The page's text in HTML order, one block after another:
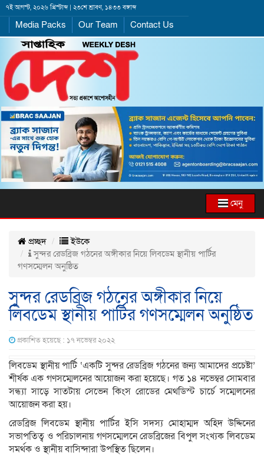
৭ই আগস্ট, ২০২৬ খ্রিস্টাব্দ | ২৩শে শ্রাবণ, ১৪৩৩ বঙ্গাব্দ
Media Packs Our Team Contact Us
মেনু
প্রচ্ছদ
ইউকে
সুন্দর রেডব্রিজ গঠনের অঙ্গীকার নিয়ে লিবডেম স্থানীয় পার্টির
গণসম্মেলন অনুষ্ঠিত
সুন্দর রেডব্রিজ গঠনের অঙ্গীকার নিয়ে
লিবডেম স্থানীয় পার্টির গণসম্মেলন অনুষ্ঠিত
প্রকাশিত হয়েছে : ১৭ নভেম্বর ২০২২
লিবডেম স্থানীয় পার্টি ‘একটি সুন্দর রেডব্রিজ গঠনের জন্য আমাদের প্রচেষ্টা’
শীর্ষক এক গণসম্মেলনের আয়োজন করা হয়েছে। গত ১৪ নভেম্বর সোমবার
সন্ধ্যা সাড়ে সাতটায় সেভেন কিংস রোডের মেথডিস্ট চার্চে সম্মেলনের
আয়োজন করা হয়।
রেডব্রিজ লিবডেম স্থানীয় পার্টির ইসি সদস্য মোহাম্মদ অহিদ উদ্দিনের
সভাপতিত্ব ও পরিচালনায় গণসম্মেলনে রেডব্রিজের বিপুল সংখ্যক লিবডেম
সমর্থক ও স্থানীয় বাসিন্দারা উপস্থিত ছিলেন।